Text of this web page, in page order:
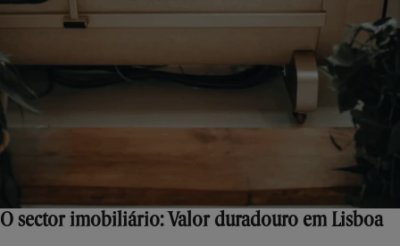
O sector imobiliário: Valor duradouro em Lisboa